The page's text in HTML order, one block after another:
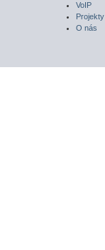
VoIP
Projekty
O nás